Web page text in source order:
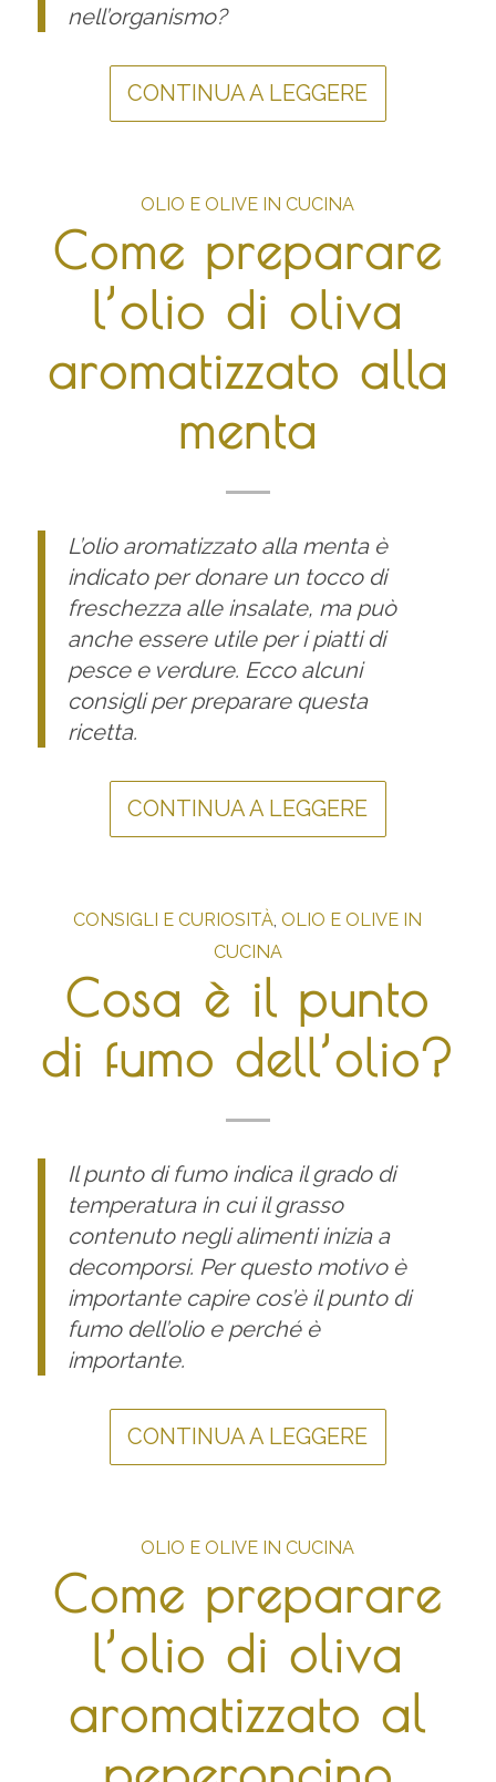
nell’organismo?
CONTINUA A LEGGERE
OLIO E OLIVE IN CUCINA
Come preparare
l’olio di oliva
aromatizzato alla
menta
L’olio aromatizzato alla menta è
indicato per donare un tocco di
freschezza alle insalate, ma può
anche essere utile per i piatti di
pesce e verdure. Ecco alcuni
consigli per preparare questa
ricetta.
CONTINUA A LEGGERE
CONSIGLI E CURIOSITÀ, OLIO E OLIVE IN
CUCINA
Cosa è il punto
di fumo dell’olio?
Il punto di fumo indica il grado di
temperatura in cui il grasso
contenuto negli alimenti inizia a
decomporsi. Per questo motivo è
importante capire cos’è il punto di
fumo dell’olio e perché è
importante.
CONTINUA A LEGGERE
OLIO E OLIVE IN CUCINA
Come preparare
l’olio di oliva
aromatizzato al